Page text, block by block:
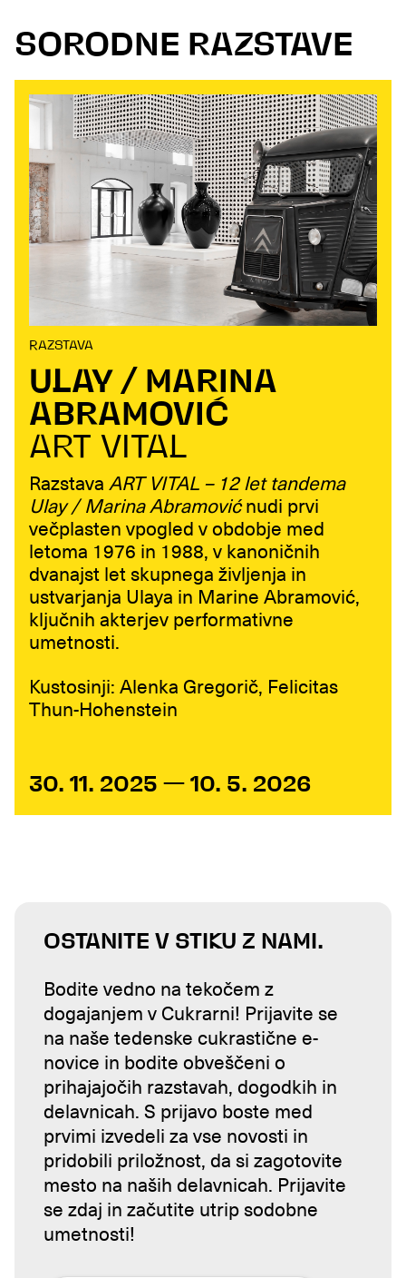
SORODNE RAZSTAVE
RAZSTAVA
ULAY / MARINA
ABRAMOVIĆ
ART VITAL
Razstava ART VITAL – 12 let tandema
Ulay / Marina Abramovićnudi prvi
večplasten vpogled v obdobje med
letoma 1976 in 1988, v kanoničnih
dvanajst let skupnega življenja in
ustvarjanja Ulaya in Marine Abramović,
ključnih akterjev performativne
umetnosti.
Kustosinji: Alenka Gregorič, Felicitas
Thun-Hohenstein
30. 11. 2025 — 10. 5. 2026
OSTANITE V STIKU Z NAMI.
Bodite vedno na tekočem z
dogajanjem v Cukrarni! Prijavite se
na naše tedenske cukrastične e-
novice in bodite obveščeni o
prihajajočih razstavah, dogodkih in
delavnicah. S prijavo boste med
prvimi izvedeli za vse novosti in
pridobili priložnost, da si zagotovite
mesto na naših delavnicah. Prijavite
se zdaj in začutite utrip sodobne
umetnosti!